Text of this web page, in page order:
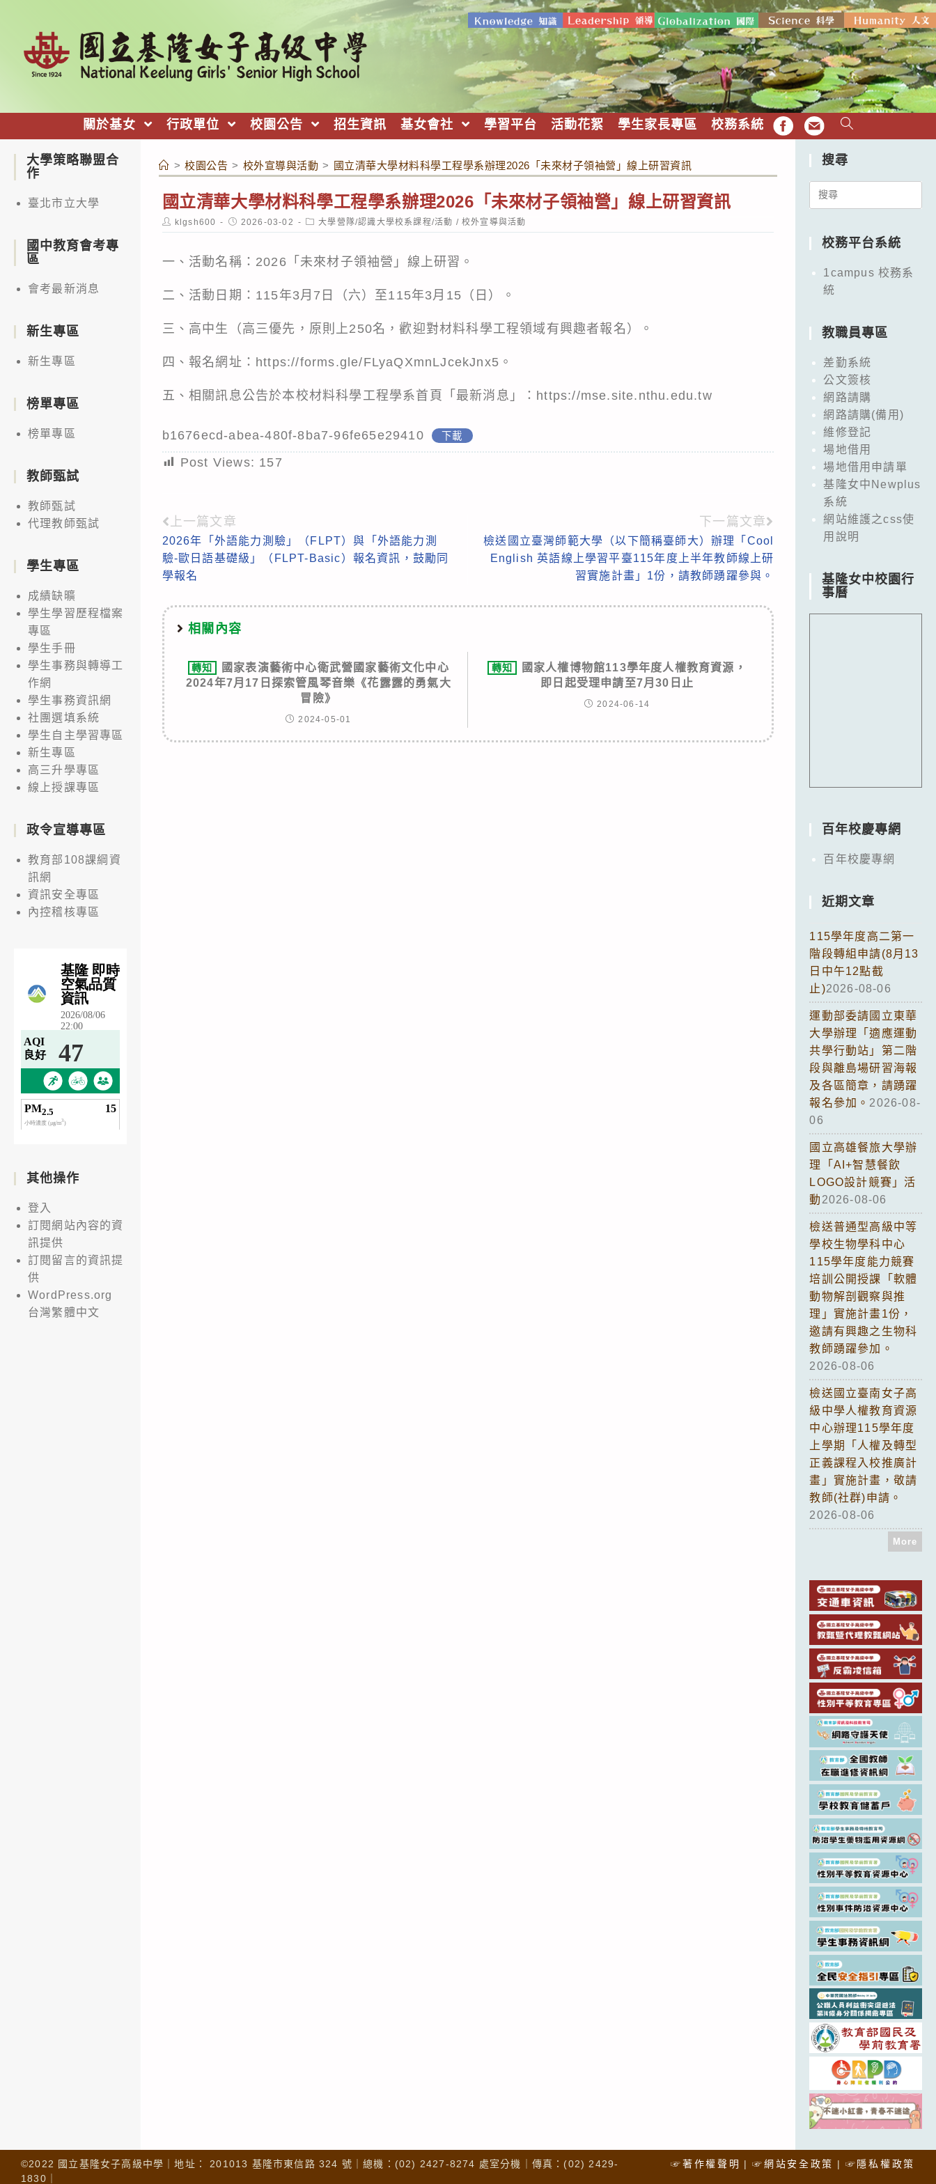
關於基女 行政單位 校園公告 招生資訊 基女會社 學習平台 活動花絮 學生家長專區 校務系統 FB EMAIL
> 校園公告 > 校外宣導與活動 > 國立清華大學材料科學工程學系辦理2026「未來材子領袖營」線上研習資訊
國立清華大學材料科學工程學系辦理2026「未來材子領袖營」線上研習資訊
Post
author:
klgsh600
Post
published:
2026-03-02
Post
category:
大學營隊/認識大學校系課程/活動 / 校外宣導與活動
一、活動名稱：2026「未來材子領袖營」線上研習。
二、活動日期：115年3月7日（六）至115年3月15（日）。
三、高中生（高三優先，原則上250名，歡迎對材料科學工程領域有興趣者報名）。
四、報名網址： https://forms.gle/FLyaQXmnLJcekJnx5 。
五、相關訊息公告於本校材料科學工程學系首頁「最新消息」： https://mse.site.nthu.edu.tw
b1676ecd-abea-480f-8ba7-96fe65e29410 下載
Post Views: 157
Read
more
articles
上一篇文章
2026年「外語能力測驗」（FLPT）與「外語能力測
驗-歐日語基礎級」（FLPT-Basic）報名資訊，鼓勵同
學報名
下一篇文章
檢送國立臺灣師範大學（以下簡稱臺師大）辦理「Cool
English 英語線上學習平臺115年度上半年教師線上研
習實施計畫」1份，請教師踴躍參與。
相關內容
轉知
國家表演藝術中心衛武營國家藝術文化中心
2024年7月17日探索管風琴音樂《花露露的勇氣大
冒險》
2024-05-01
轉知
國家人權博物館113學年度人權教育資源，
即日起受理申請至7月30日止
2024-06-14
大學策略聯盟合
作
臺北市立大學
國中教育會考專
區
會考最新消息
新生專區
新生專區
榜單專區
榜單專區
教師甄試
教師甄試
代理教師甄試
學生專區
成績缺曠
學生學習歷程檔案
專區
學生手冊
學生事務與轉導工
作網
學生事務資訊網
社團選填系統
學生自主學習專區
新生專區
高三升學專區
線上授課專區
政令宣導專區
教育部108課綱資
訊網
資訊安全專區
內控稽核專區
其他操作
登入
訂閱網站內容的資
訊提供
訂閱留言的資訊提
供
WordPress.org
台灣繁體中文
搜尋
Search
校務平台系統
1campus 校務系
統
教職員專區
差勤系統
公文簽核
網路請購
網路請購(備用)
維修登記
場地借用
場地借用申請單
基隆女中Newplus
系統
網站維護之css使
用說明
基隆女中校園行
事曆
百年校慶專網
百年校慶專網
近期文章
115學年度高二第一
階段轉組申請(8月13
日中午12點截
止)2026-08-06
運動部委請國立東華
大學辦理「適應運動
共學行動站」第二階
段與離島場研習海報
及各區簡章，請踴躍
報名參加。 2026-08-
06
國立高雄餐旅大學辦
理「AI+智慧餐飲
LOGO設計競賽」活
動 2026-08-06
檢送普通型高級中等
學校生物學科中心
115學年度能力競賽
培訓公開授課「軟體
動物解剖觀察與推
理」實施計畫1份，
邀請有興趣之生物科
教師踴躍參加。
2026-08-06
檢送國立臺南女子高
級中學人權教育資源
中心辦理115學年度
上學期「人權及轉型
正義課程入校推廣計
畫」實施計畫，敬請
教師(社群)申請。
2026-08-06
More
☞著作權聲明 ☞網站安全政策 ☞隱私權政策
©2022 國立基隆女子高級中學｜地址： 201013 基隆市東信路 324 號｜總機：(02) 2427-8274 處室分機｜傳真：(02) 2429-
1830｜